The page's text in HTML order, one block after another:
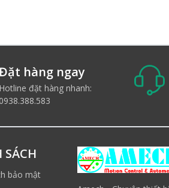
hàng ngay
Hotline đặt hàng nhanh:
0938.388.583
SÁCH
bảo mật